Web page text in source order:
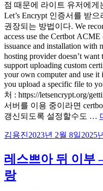
점 때문에 라이트 유저에게
Let’s Encrypt 인증서를 받
권장되는 방법이다. We
access use the Certbot
issuance and installation
hosting provider doesn’t want
support uploading custom
your own computer and use it
you upload a specific file to
처 : https://letsencrypt.org/
서버를 이용 중이라면
갱신되도록 설정할수도 …
글
이
김용진작
일
자
2023년 2월 8일2025
레스쁘아 뒤 이부
랑